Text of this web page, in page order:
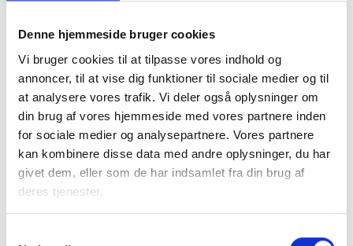
Denne hjemmeside bruger cookies
Vi bruger cookies til at tilpasse vores indhold og
annoncer, til at vise dig funktioner til sociale medier og til
at analysere vores trafik. Vi deler også oplysninger om
din brug af vores hjemmeside med vores partnere inden
for sociale medier og analysepartnere. Vores partnere
kan kombinere disse data med andre oplysninger, du har
givet dem, eller som de har indsamlet fra din brug af
deres tjenester.
Gert Nielsen / Keld Adsbøl
[1]Kr. pr. tilskudsenhed
[2]Kr. pr. m2 bruttoetageareal
Relateret indhold Viden